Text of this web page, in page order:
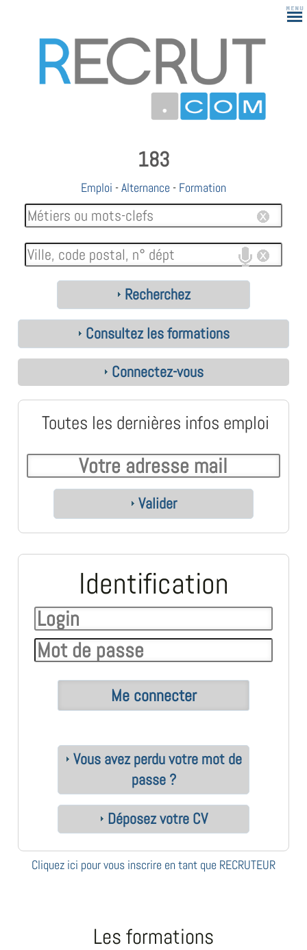
183
Emploi -Alternance - Formation
Recherchez
Consultez les formations
Connectez-vous
Toutes les dernières infos emploi
Valider
Identification
Vous avez perdu votre mot de
passe ?
Déposez votre CV
Cliquez ici pour vous inscrire en tant que RECRUTEUR
Les formations